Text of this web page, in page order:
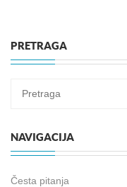
PRETRAGA
NAVIGACIJA
Česta pitanja